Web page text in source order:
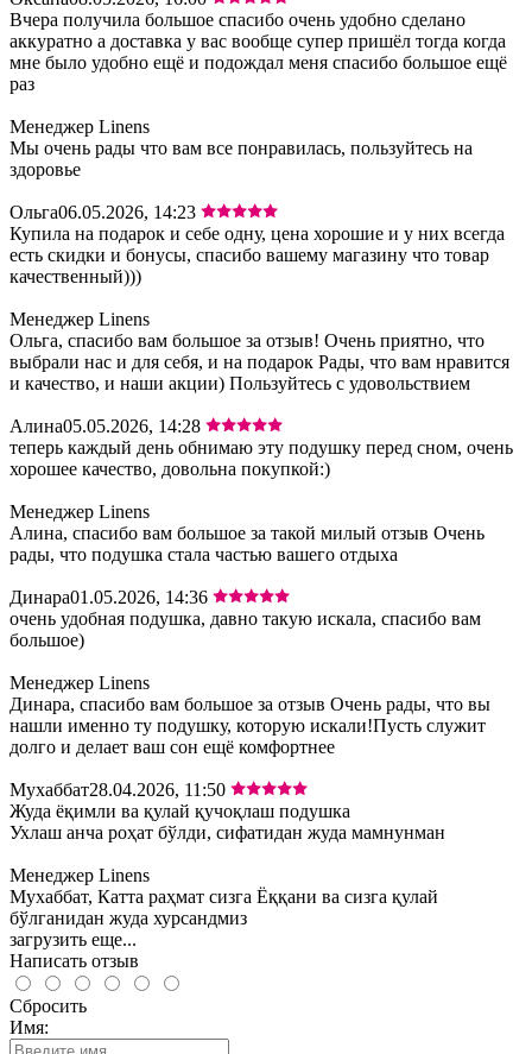
Вчера получила большое спасибо очень удобно сделано
аккуратно а доставка у вас вообще супер пришёл тогда когда
мне было удобно ещё и подождал меня спасибо большое ещё
раз
Менеджер Linens
Мы очень рады что вам все понравилась, пользуйтесь на
здоровье
Ольга06.05.2026, 14:23
Купила на подарок и себе одну, цена хорошие и у них всегда
есть скидки и бонусы, спасибо вашему магазину что товар
качественный)))
Менеджер Linens
Ольга, спасибо вам большое за отзыв! Очень приятно, что
выбрали нас и для себя, и на подарок Рады, что вам нравится
и качество, и наши акции) Пользуйтесь с удовольствием
Алина05.05.2026, 14:28
теперь каждый день обнимаю эту подушку перед сном, очень
хорошее качество, довольна покупкой:)
Менеджер Linens
Алина, спасибо вам большое за такой милый отзыв Очень
рады, что подушка стала частью вашего отдыха
Динара01.05.2026, 14:36
очень удобная подушка, давно такую искала, спасибо вам
большое)
Менеджер Linens
Динара, спасибо вам большое за отзыв Очень рады, что вы
нашли именно ту подушку, которую искали!Пусть служит
долго и делает ваш сон ещё комфортнее
Мухаббат28.04.2026, 11:50
Жуда ёқимли ва қулай қучоқлаш подушка
Ухлаш анча роҳат бўлди, сифатидан жуда мамнунман
Менеджер Linens
Мухаббат, Катта раҳмат сизга Ёққани ва сизга қулай
бўлганидан жуда хурсандмиз
загрузить еще...
Написать отзыв
Сбросить
Имя: